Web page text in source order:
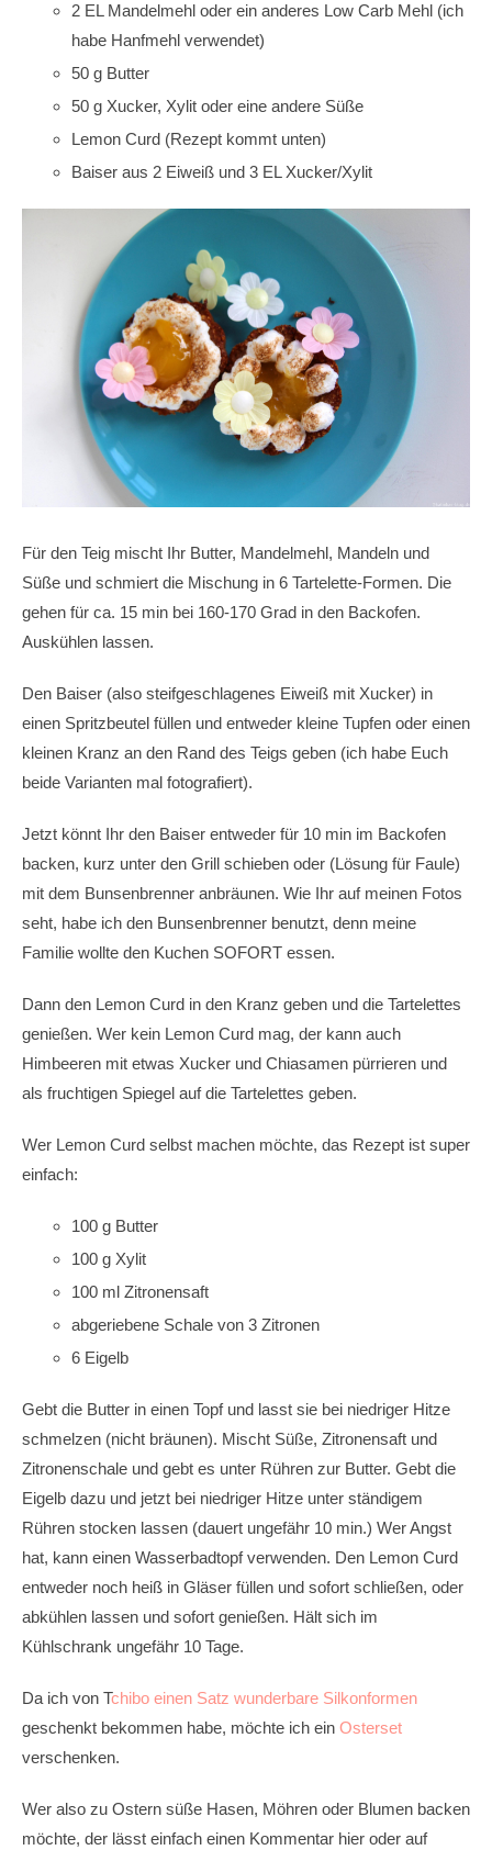
2 EL Mandelmehl oder ein anderes Low Carb Mehl (ich
habe Hanfmehl verwendet)
50 g Butter
50 g Xucker, Xylit oder eine andere Süße
Lemon Curd (Rezept kommt unten)
Baiser aus 2 Eiweiß und 3 EL Xucker/Xylit
Für den Teig mischt Ihr Butter, Mandelmehl, Mandeln und
Süße und schmiert die Mischung in 6 Tartelette-Formen. Die
gehen für ca. 15 min bei 160-170 Grad in den Backofen.
Auskühlen lassen.
Den Baiser (also steifgeschlagenes Eiweiß mit Xucker) in
einen Spritzbeutel füllen und entweder kleine Tupfen oder einen
kleinen Kranz an den Rand des Teigs geben (ich habe Euch
beide Varianten mal fotografiert).
Jetzt könnt Ihr den Baiser entweder für 10 min im Backofen
backen, kurz unter den Grill schieben oder (Lösung für Faule)
mit dem Bunsenbrenner anbräunen. Wie Ihr auf meinen Fotos
seht, habe ich den Bunsenbrenner benutzt, denn meine
Familie wollte den Kuchen SOFORT essen.
Dann den Lemon Curd in den Kranz geben und die Tartelettes
genießen. Wer kein Lemon Curd mag, der kann auch
Himbeeren mit etwas Xucker und Chiasamen pürrieren und
als fruchtigen Spiegel auf die Tartelettes geben.
Wer Lemon Curd selbst machen möchte, das Rezept ist super
einfach:
100 g Butter
100 g Xylit
100 ml Zitronensaft
abgeriebene Schale von 3 Zitronen
6 Eigelb
Gebt die Butter in einen Topf und lasst sie bei niedriger Hitze
schmelzen (nicht bräunen). Mischt Süße, Zitronensaft und
Zitronenschale und gebt es unter Rühren zur Butter. Gebt die
Eigelb dazu und jetzt bei niedriger Hitze unter ständigem
Rühren stocken lassen (dauert ungefähr 10 min.) Wer Angst
hat, kann einen Wasserbadtopf verwenden. Den Lemon Curd
entweder noch heiß in Gläser füllen und sofort schließen, oder
abkühlen lassen und sofort genießen. Hält sich im
Kühlschrank ungefähr 10 Tage.
Da ich von Tchibo einen Satz wunderbare Silkonformen
geschenkt bekommen habe, möchte ich ein Osterset
verschenken.
Wer also zu Ostern süße Hasen, Möhren oder Blumen backen
möchte, der lässt einfach einen Kommentar hier oder auf